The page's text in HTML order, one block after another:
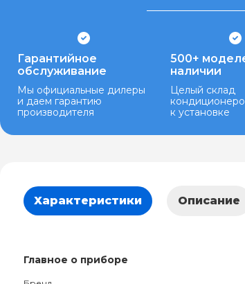
Гарантийное
обслуживание
Мы официальные дилеры
и даем гарантию
производителя
500+
наличии
Целый склад
к установке
Характеристики Описание
Главное о приборе